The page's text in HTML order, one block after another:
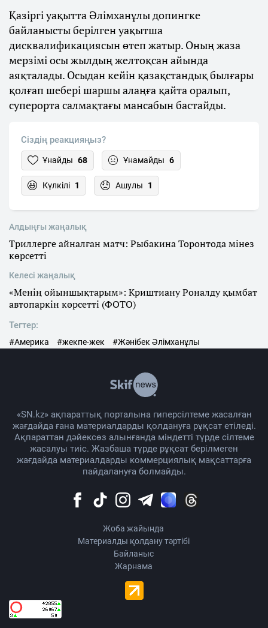
Қазіргі уақытта Әлімханұлы допингке
байланысты берілген уақытша
дисквалификациясын өтеп жатыр. Оның жаза
мерзімі осы жылдың желтоқсан айында
аяқталады. Осыдан кейін қазақстандық былғары
қолғап шебері шаршы алаңға қайта оралып,
суперорта салмақтағы мансабын бастайды.
Сіздің реакцияңыз?
Ұнайды 68 Ұнамайды 6
Күлкілі 1 Ашулы 1
Алдыңғы жаңалық
Триллерге айналған матч: Рыбакина Торонтода мінез
көрсетті
Келесі жаңалық
«Менің ойыншықтарым»: Криштиану Роналду қымбат
автопаркін көрсетті (ФОТО)
Тегтер:
#Америка #жекпе-жек #Жәнібек Әлімханұлы
«SN.kz» ақпараттық порталына гиперсілтеме жасалған
жағдайда ғана материалдарды қолдануға рұқсат етіледі.
Ақпараттан дәйексөз алынғанда міндетті түрде сілтеме
жасалуы тиіс. Жазбаша түрде рұқсат берілмеген
жағдайда материалдарды коммерциялық мақсаттарға
пайдалануға болмайды.
Жоба жайында
Материалды қолдану тәртібі
Байланыс
Жарнама